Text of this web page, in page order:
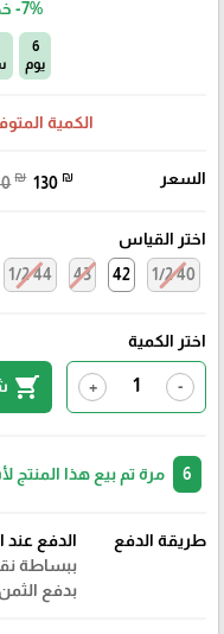
-7%
6
يوم
الكمية
السعر ₪ 130 ₪
اختر القياس
40 1/2
42
43
44 1/2
اختر الكمية
-
+
shopping_cart
مرة تم بيع هذا
طريقة الدفع
الدفع عند
ببساطة
بدفع